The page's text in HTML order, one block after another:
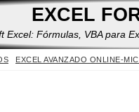
EXCEL
Excel: Fórmulas, VBA para
EXCEL AVANZADO ONLINE-